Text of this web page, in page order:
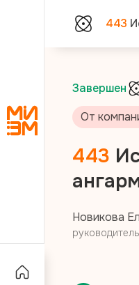
443
Завершен
От
443
Новикова